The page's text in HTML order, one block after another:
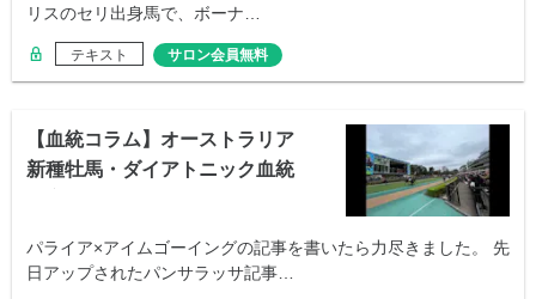
リスのセリ出身馬で、ボーナ…
テキスト サロン会員無料
【血統コラム】オーストラリア
新種牡馬・ダイアトニック血統
パライア×アイムゴーイングの記事を書いたら力尽きました。 先
日アップされたパンサラッサ記事…